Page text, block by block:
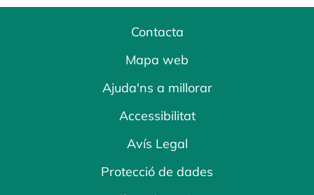
Contacta
Mapa web
Ajuda'ns a millorar
Accessibilitat
Avís Legal
Protecció de dades